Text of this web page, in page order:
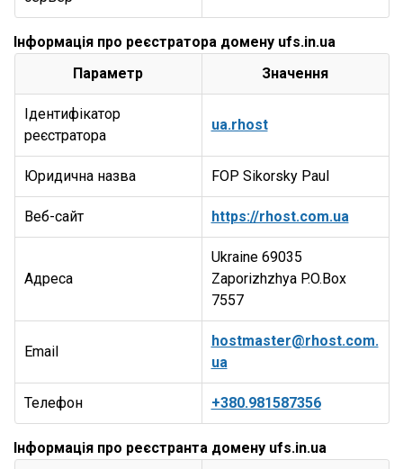
Інформація про реєстратора домену ufs.in.ua
Параметр
Значення
Ідентифікатор
реєстратора
ua.rhost
Юридична назва FOP Sikorsky Paul
Веб-сайт https://rhost.com.ua
Адреса
Ukraine 69035
Zaporizhzhya P.O.Box
7557
Email
hostmaster@rhost.com.
ua
Телефон +380.981587356
Інформація про реєстранта домену ufs.in.ua